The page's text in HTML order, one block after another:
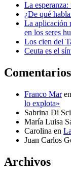
La esperanza:
¿De qué
La aplicación
en los seres
Los cien del
Ceuta es el
Franco Maren
lo explota»
Sabrina Di
María Luisa
Carolina en
Juan Carlos
Archivos